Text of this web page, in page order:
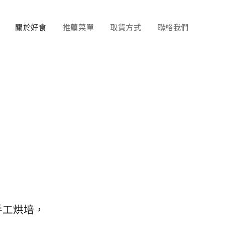
關於好食 推薦菜單 取貨方式 聯絡我們
烘培，